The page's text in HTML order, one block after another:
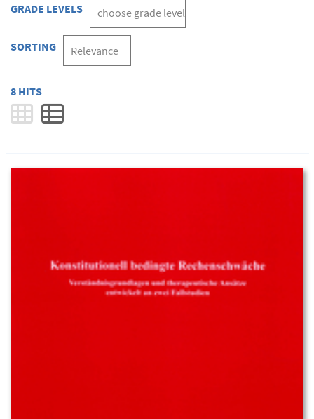
GRADE LEVELS
SORTING
8 HITS